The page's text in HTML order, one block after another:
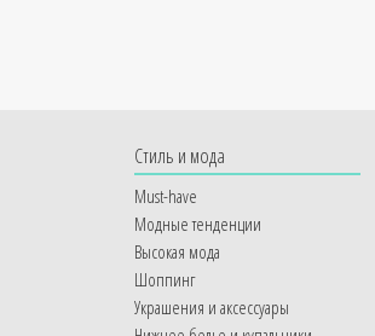
Cтиль и мода
Must-have
Модные тенденции
Высокая мода
Шоппинг
Украшения и аксессуары